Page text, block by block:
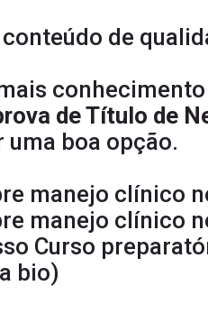
de
de Título de
uma boa opção.
manejo clínico
manejo clínico
Curso
bio)